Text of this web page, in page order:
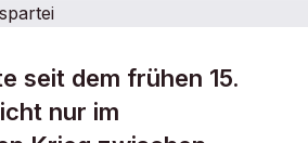
& ARCHÄOLOGIE
seit dem frühen 15.
nur im